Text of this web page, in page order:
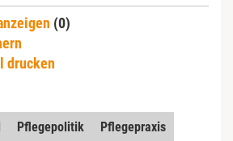
(0)
drucken
Pflegepolitik
Pflegepraxis